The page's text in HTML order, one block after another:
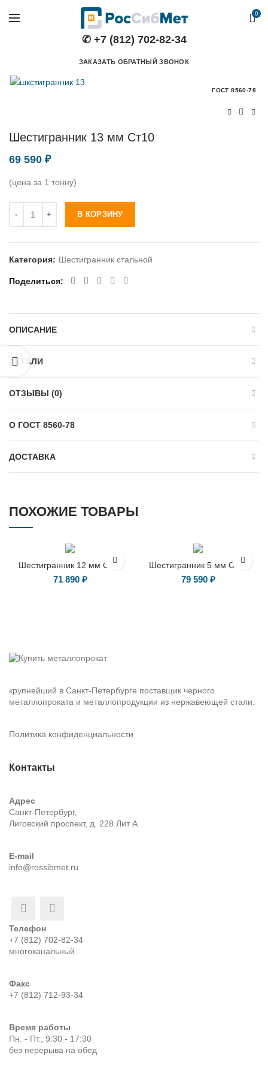
0
✆ +7 (812) 702-82-34
ЗАКАЗАТЬ ОБРАТНЫЙ ЗВОНОК
ГОСТ 8560-78
Шестигранник 13 мм Ст10
69 590 ₽
(цена за 1 тонну)
В КОРЗИНУ
Категория: Шестигранник стальной
Поделиться
ОПИСАНИЕ
ДЕТАЛИ
ОТЗЫВЫ (0)
О ГОСТ 8560-78
ДОСТАВКА
ПОХОЖИЕ ТОВАРЫ
Шестигранник 12 мм Ст35
71 890 ₽
Шестигранник 5 мм Ст10
79 590 ₽
крупнейший в Санкт-Петербурге поставщик черного
металлопроката и металлопродукции из нержавеющей стали.
Политика конфиденциальности
Контакты
Адрес
Санкт-Петербург,
Лиговский проспект, д. 228 Лит А
E-mail
info@rossibmet.ru
Телефон
+7 (812) 702-82-34
многоканальный
Факс
+7 (812) 712-93-34
Время работы
Пн. - Пт., 9:30 - 17:30
без перерыва на обед